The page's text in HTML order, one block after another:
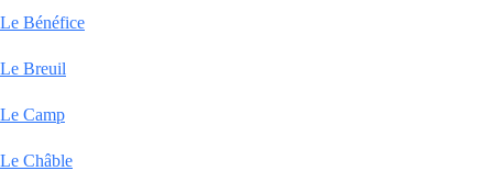
Le Bénéfice
Le Breuil
Le Camp
Le Châble